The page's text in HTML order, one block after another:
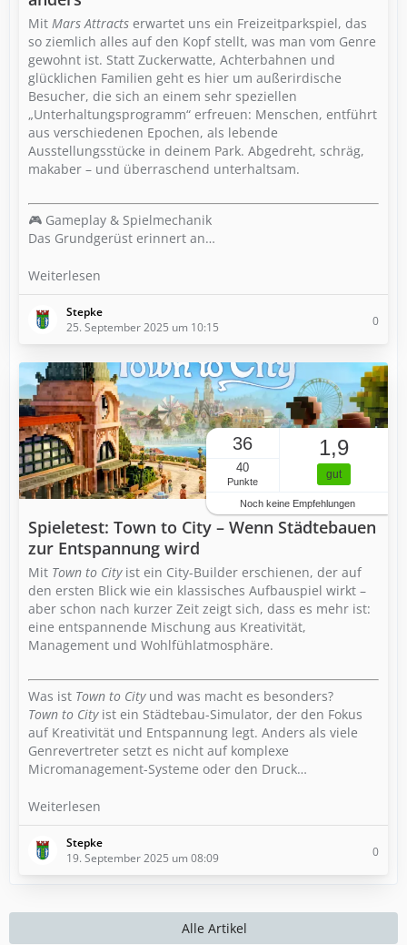
Mit Mars Attracts erwartet uns ein Freizeitparkspiel, das
so ziemlich alles auf den Kopf stellt, was man vom Genre
gewohnt ist. Statt Zuckerwatte, Achterbahnen und
glücklichen Familien geht es hier um außerirdische
Besucher, die sich an einem sehr speziellen
„Unterhaltungsprogramm“ erfreuen: Menschen, entführt
aus verschiedenen Epochen, als lebende
Ausstellungsstücke in deinem Park. Abgedreht, schräg,
makaber – und überraschend unterhaltsam.
🎮 Gameplay & Spielmechanik
Das Grundgerüst erinnert an…
Weiterlesen
Stepke
25. September 2025 um 10:15
0
36
40
Punkte
1,9
gut
Noch keine Empfehlungen
Spieletest: Town to City – Wenn Städtebauen
zur Entspannung wird
Mit Town to Cityist ein City-Builder erschienen, der auf
den ersten Blick wie ein klassisches Aufbauspiel wirkt –
aber schon nach kurzer Zeit zeigt sich, dass es mehr ist:
eine entspannende Mischung aus Kreativität,
Management und Wohlfühlatmosphäre.
Was ist Town to Cityund was macht es besonders?
Town to Cityist ein Städtebau-Simulator, der den Fokus
auf Kreativität und Entspannung legt. Anders als viele
Genrevertreter setzt es nicht auf komplexe
Micromanagement-Systeme oder den Druck…
Weiterlesen
Stepke
19. September 2025 um 08:09
0
Alle Artikel